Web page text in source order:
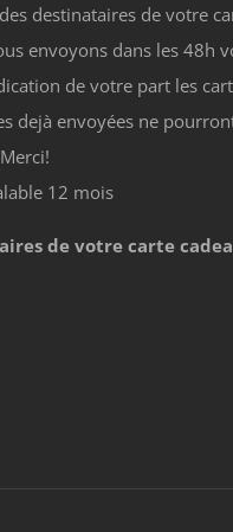
destinataires de votre
envoyons dans les 48h
de votre part les
dejà envoyées ne
12 mois
de votre carte